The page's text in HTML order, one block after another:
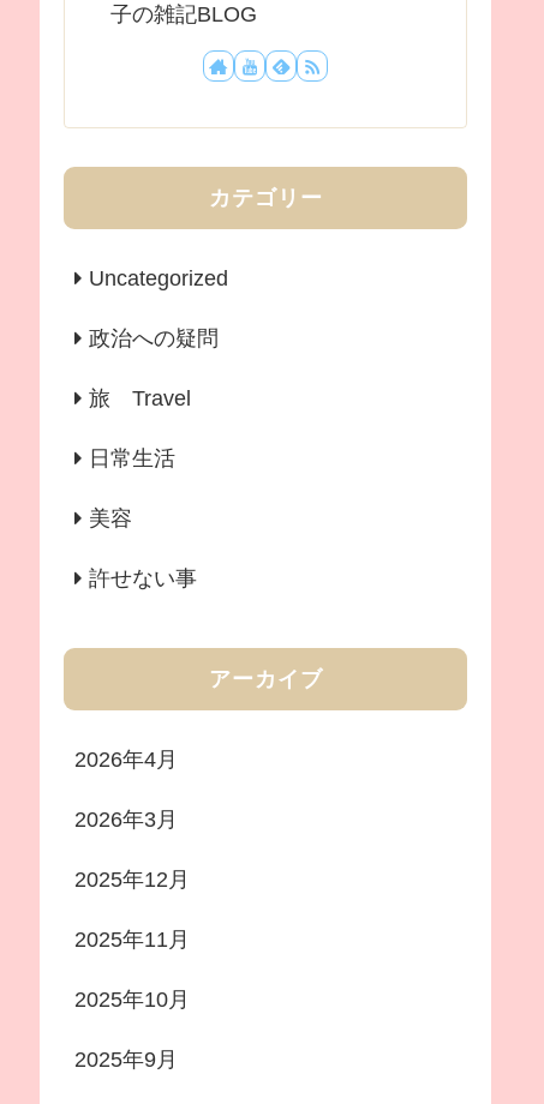
子の雑記BLOG
カテゴリー
Uncategorized
政治への疑問
旅 Travel
日常生活
美容
許せない事
アーカイブ
2026年4月
2026年3月
2025年12月
2025年11月
2025年10月
2025年9月